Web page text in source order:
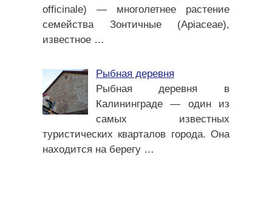
officinale) — многолетнее растение
семейства Зонтичные (Apiaceae),
известное …
Рыбная деревня
Рыбная деревня в
Калининграде — один из
самых известных
туристических кварталов города. Она
находится на берегу …